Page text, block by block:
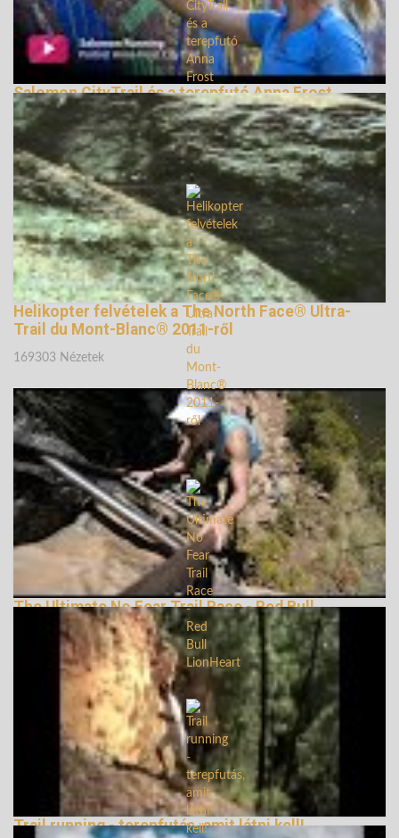
Salomon CityTrail és a terepfutó Anna Frost
164776 Nézetek
Helikopter felvételek a The North Face® Ultra-
Trail du Mont-Blanc® 2011-ről
169303 Nézetek
The Ultimate No Fear Trail Race - Red Bull
LionHeart
162053 Nézetek
Trail running - terepfutás, amit látni kell!